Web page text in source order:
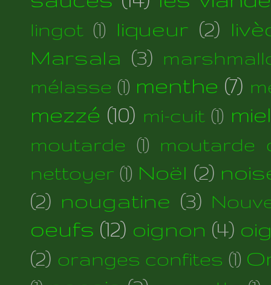
lingot (1) liqueur (2)
Marsala (3)
mélasse (1) menthe (7)
mezzé (10) mi-cuit (1) miel
moutarde (1) moutarde
nettoyer (1) Noël (2)
(2) nougatine (3)
oeufs (12) oignon (4)
(2) oranges confites (1)